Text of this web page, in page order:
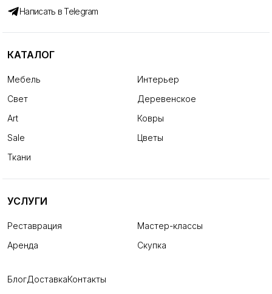
Написать в Telegram
КАТАЛОГ
Мебель
Интерьер
Свет
Деревенское
Art
Ковры
Sale
Цветы
Ткани
УСЛУГИ
Реставрация
Мастер-классы
Аренда
Скупка
БлогДоставкаКонтакты